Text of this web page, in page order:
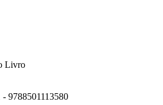
Livro
- 9788501113580